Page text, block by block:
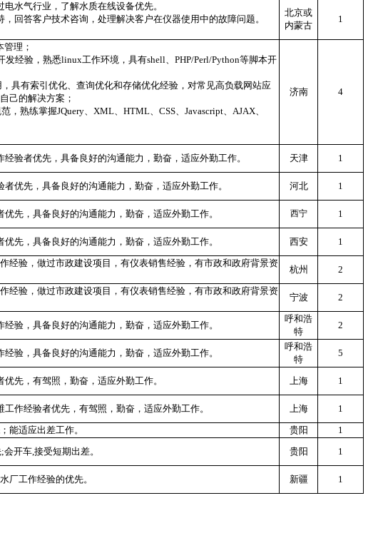
水气行业，了解水质在线设备优先。
回答客户技术咨询，处理解决客户在仪器使用中的故障问题。
北京或
内蒙古
1
理；
经验，熟悉linux工作环境，具有shell、PHP/Perl/Python等脚本开
具有索引优化、查询优化和存储优化经验，对常见高负载网站应
己的解决方案；
，熟练掌握JQuery、XML、HTML、CSS、Javascript、AJAX、
济南 4
验者优先，具备良好的沟通能力，勤奋，适应外勤工作。 天津
1
优先，具备良好的沟通能力，勤奋，适应外勤工作。 河北 1
先，具备良好的沟通能力，勤奋，适应外勤工作。 西宁 1
先，具备良好的沟通能力，勤奋，适应外勤工作。 西安 1
经验，做过市政建设项目，有仪表销售经验，有市政和政府背景资
杭州 2
经验，做过市政建设项目，有仪表销售经验，有市政和政府背景资
宁波 2
验，具备良好的沟通能力，勤奋，适应外勤工作。
呼和浩
特
2
验，具备良好的沟通能力，勤奋，适应外勤工作。
呼和浩
特
5
先，有驾照，勤奋，适应外勤工作。 上海 1
作经验者优先，有驾照，勤奋，适应外勤工作。 上海 1
能适应出差工作。 贵阳
1
开车,接受短期出差。 贵阳
1
厂工作经验的优先。 新疆 1